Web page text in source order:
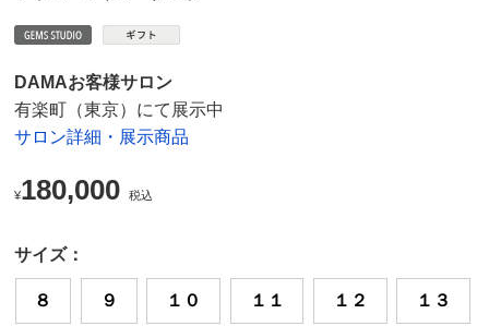
DAMAお客様サロン
有楽町（東京）にて展示中
サロン詳細・展示商品
¥180,000 税込
サイズ：
８ ９ １０ １１ １２ １３